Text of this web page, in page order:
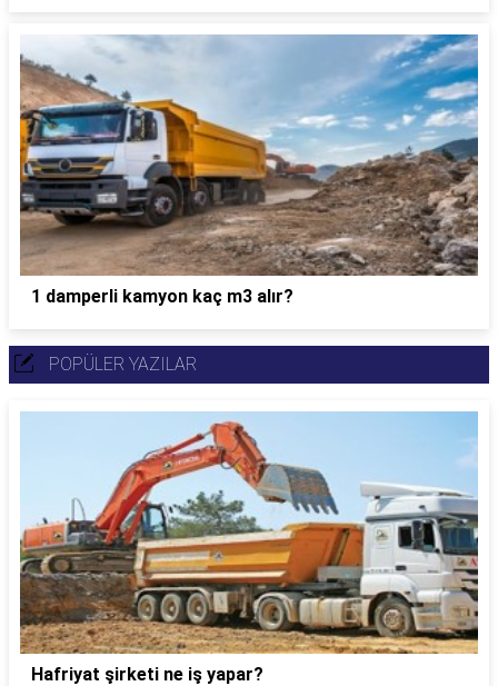
1 damperli kamyon kaç m3 alır?
POPÜLER YAZILAR
Hafriyat şirketi ne iş yapar?